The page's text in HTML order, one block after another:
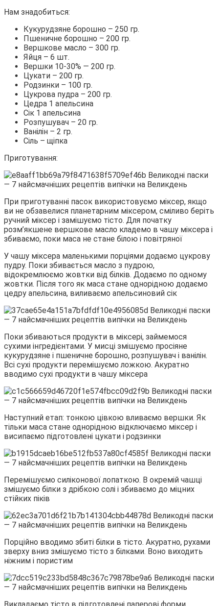
Нам знадобиться:
Кукурудзяне борошно – 250 гр.
Пшеничне борошно – 200 гр.
Вершкове масло – 300 гр.
Яйця – 6 шт.
Вершки 10-30% — 200 гр.
Цукати – 200 гр.
Родзинки – 100 гр.
Цукрова пудра – 200 гр.
Цедра 1 апельсина
Сік 1 апельсина
Розпушувач – 20 гр.
Ванілін – 2 гр.
Сіль – щіпка
Приготування:
При приготуванні пасок використовуємо міксер, якщо
ви не обзавелися планетарним міксером, сміливо беріть
ручний міксер і замішуємо тісто. Для початку
розм’якшене вершкове масло кладемо в чашу міксера і
збиваємо, поки маса не стане білою і повітряної
У чашу міксера маленькими порціями додаємо цукрову
пудру. Поки збивається масло з пудрою,
відокремлюємо жовтки від білків. Додаємо по одному
жовтки. Після того як маса стане однорідною додаємо
цедру апельсина, виливаємо апельсиновий сік
Поки збиваються продукти в міксері, займемося
сухими інгредієнтами. У мисці змішуємо просіяне
кукурудзяне і пшеничне борошно, розпушувач і ванілін.
Всі сухі продукти перемішуємо ложкою. Акуратно
вводимо сухі продукти в чашу міксера
Наступний етап: тонкою цівкою вливаємо вершки. Як
тільки маса стане однорідною відключаємо міксер і
висипаємо підготовлені цукати і родзинки
Перемішуємо силіконової лопаткою. В окремій чашці
змішуємо білки з дрібкою солі і збиваємо до міцних
стійких піків
Порційно вводимо збиті білки в тісто. Акуратно, рухами
зверху вниз змішуємо тісто з білками. Воно виходить
ніжним і пористим